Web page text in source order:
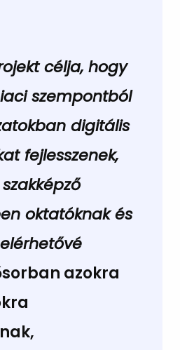
célja, hogy
szempontból
digitális
fejlesszenek,
oktatóknak és
azokra